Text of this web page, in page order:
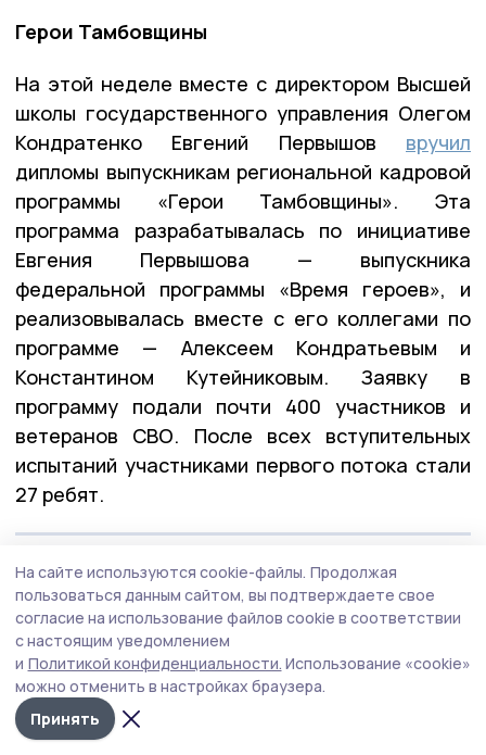
Герои Тамбовщины
На этой неделе вместе с директором Высшей
школы государственного управления Олегом
Кондратенко Евгений Первышов вручил
дипломы выпускникам региональной кадровой
программы «Герои Тамбовщины». Эта
программа разрабатывалась по инициативе
Евгения Первышова — выпускника
федеральной программы «Время героев», и
реализовывалась вместе с его коллегами по
программе — Алексеем Кондратьевым и
Константином Кутейниковым. Заявку в
программу подали почти 400 участников и
ветеранов СВО. После всех вступительных
испытаний участниками первого потока стали
27 ребят.
— У них уже есть важные управленческие
качества: умение принимать решения в самых
сложных ситуациях, брать на себя
ответственность и работать в команде. А
обучение в рамках «Героев Тамбовщины» дало
новые знания, навыки и умения, — отметил
Евгений Первышов.
На сайте используются cookie-файлы. Продолжая
пользоваться данным сайтом, вы подтверждаете свое
согласие на использование файлов cookie в соответствии
с настоящим уведомлением
и Политикой конфиденциальности. Использование «cookie»
можно отменить в настройках браузера.
Принять